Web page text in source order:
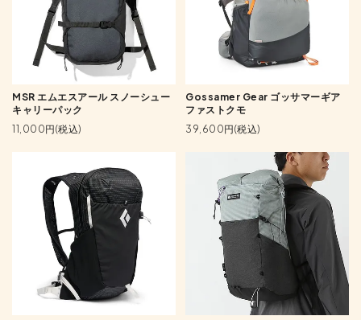
MSR エムエスアール スノーシュー
キャリーパック
11,000円(税込)
Gossamer Gear ゴッサマーギア
ファストクモ
39,600円(税込)